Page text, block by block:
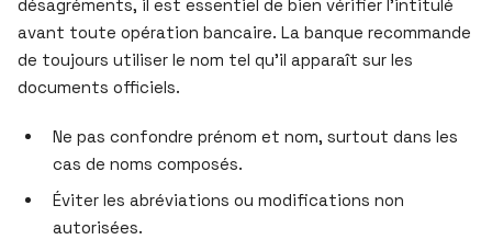
désagréments, il est essentiel de bien vérifier l’intitulé
avant toute opération bancaire. La banque recommande
de toujours utiliser le nom tel qu’il apparaît sur les
documents officiels.
Ne pas confondre prénom et nom, surtout dans les
cas de noms composés.
Éviter les abréviations ou modifications non
autorisées.